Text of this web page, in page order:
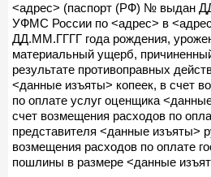
<адрес> (паспорт (РФ) № выдан
УФМС России по <адрес> в
ДД.ММ.ГГГГ года рождения,
материальный ущерб,
результате противоправных
<данные изъяты> копеек, в счет
по оплате услуг оценщика
счет возмещения расходов по
представителя <данные изъяты>
возмещения расходов по оплате
пошлины в размере <данные